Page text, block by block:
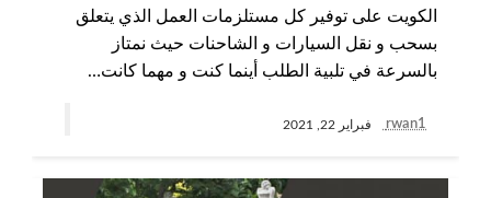
الكويت على توفير كل مستلزمات العمل الذي يتعلق
بسحب و نقل السيارات و الشاحنات حيث نمتاز
بالسرعة في تلبية الطلب أينما كنت و مهما كانت…
rwan1 فبراير 22, 2021